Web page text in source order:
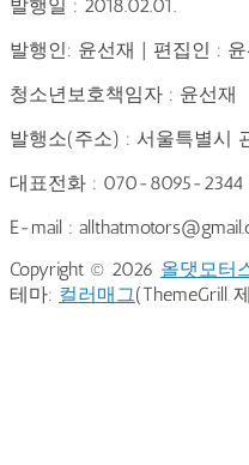
발행일 : 2018.02.01.
발행인: 윤선재 | 편집인 : 윤
청소년보호책임자 : 윤선재
발행소(주소) : 서울특별시
대표전화 : 070-8095-
E-mail :
Copyright © 2026 올댓모터
테마: 컬러매그(ThemeGrill